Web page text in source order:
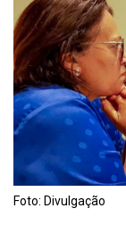
Foto: Divulgação